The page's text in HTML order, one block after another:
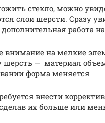
стекло, можно
слои шерсти. Сразу
дополнительная работа
внимание на мелкие
шерсть — материал
форма меняется
внести
их больше или